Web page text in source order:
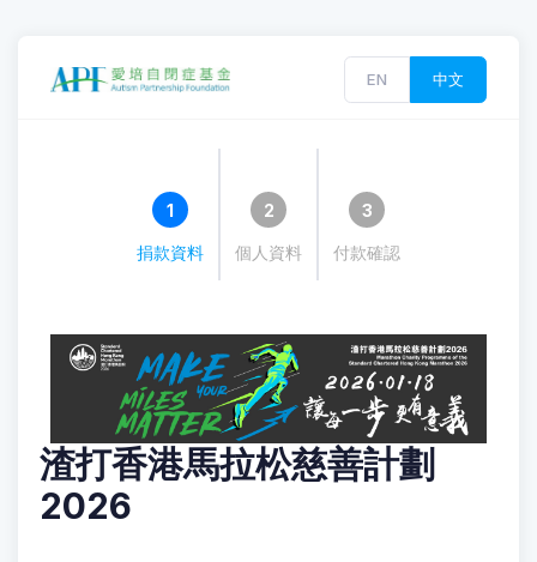
EN 中文
1
捐款資料
2
個人資料
3
付款確認
渣打香港馬拉松慈善計劃
2026